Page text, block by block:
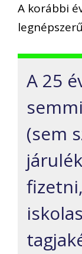
A korábbi
A 25
(sem